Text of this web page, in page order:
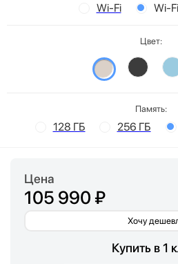
Wi-Fi Wi-
Цвет:
Память:
128 ГБ 256 ГБ
Цена
105 990 ₽
Хочу
Купить в 1